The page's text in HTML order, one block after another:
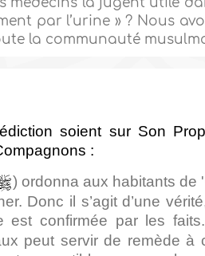
par l’urine » ? Nous
la communauté
soient sur Son
:
) ordonna aux habitants de
Donc il s’agit d’une
est confirmée par les
peut servir de remède à